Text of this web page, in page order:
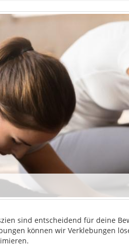
sind entscheidend für deine
können wir Verklebungen